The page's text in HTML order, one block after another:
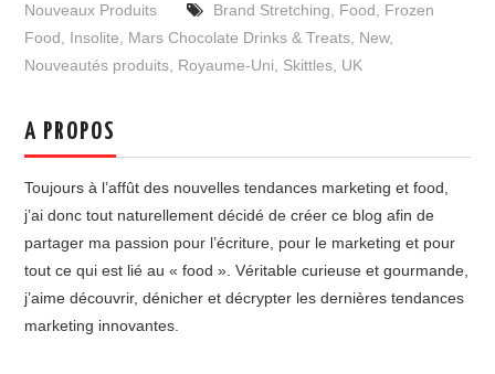
Nouveaux Produits
Brand Stretching Food
Frozen
Food
Insolite Mars Chocolate Drinks & Treats New,
Nouveautés produits Royaume-Uni Skittles UK
A PROPOS
Toujours à l’affût des nouvelles tendances marketing et food,
j’ai donc tout naturellement décidé de créer ce blog afin de
partager ma passion pour l’écriture, pour le marketing et pour
tout ce qui est lié au « food ». Véritable curieuse et gourmande,
j’aime découvrir, dénicher et décrypter les dernières tendances
marketing innovantes.